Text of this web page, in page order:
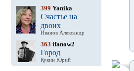
399 Yanika
Счастье на
двоих
Иванов Александр
363 ifanow2
Город
Кукин Юрий